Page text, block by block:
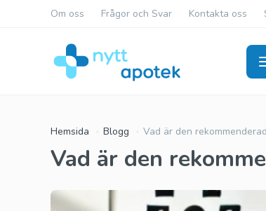
Om oss Frågor och Svar Kontakta oss
Hemsida Blogg Vad är den
Vad är den